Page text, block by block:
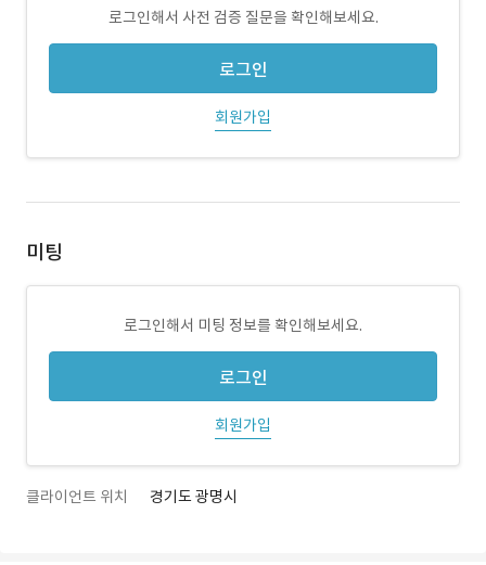
로그인해서 사전 검증 질문을 확인해보세요.
로그인
회원가입
미팅
로그인해서 미팅 정보를 확인해보세요.
로그인
회원가입
클라이언트 위치 경기도 광명시